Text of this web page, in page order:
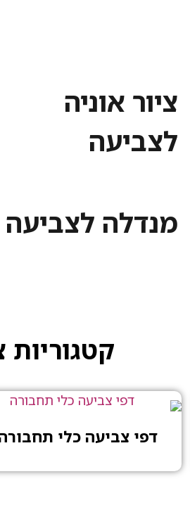
ציור אוניה
לצביעה
מנדלה לצביעה
קטגוריות
דפי צביעה כלי